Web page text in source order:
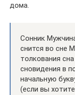
дома.
Сонник
снится во сне
толкования
сновидения в
начальную
(если вы